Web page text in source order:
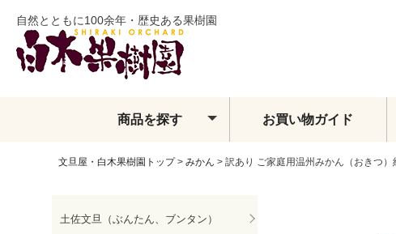
自然とともに100余年・歴史ある果樹園
商品を探す
土佐文旦
温室土佐文旦
お買い物ガイド
文旦屋・白木果樹園トップ みかん 訳あり ご家庭用温州みかん（おきつ
土佐文旦（ぶんたん、ブンタン）